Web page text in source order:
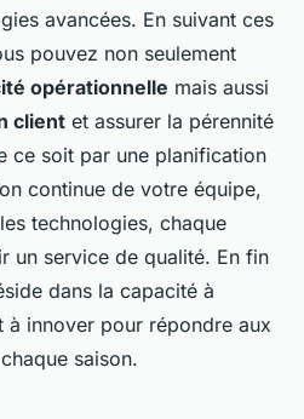
avancées. En suivant ces
pouvez non seulement
opérationnelle mais aussi
client et assurer la pérennité
ce soit par une planification
continue de votre équipe,
technologies, chaque
un service de qualité. En fin
dans la capacité à
à innover pour répondre aux
saison.